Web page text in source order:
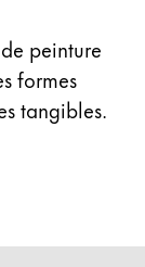
peinture
formes
tangibles.